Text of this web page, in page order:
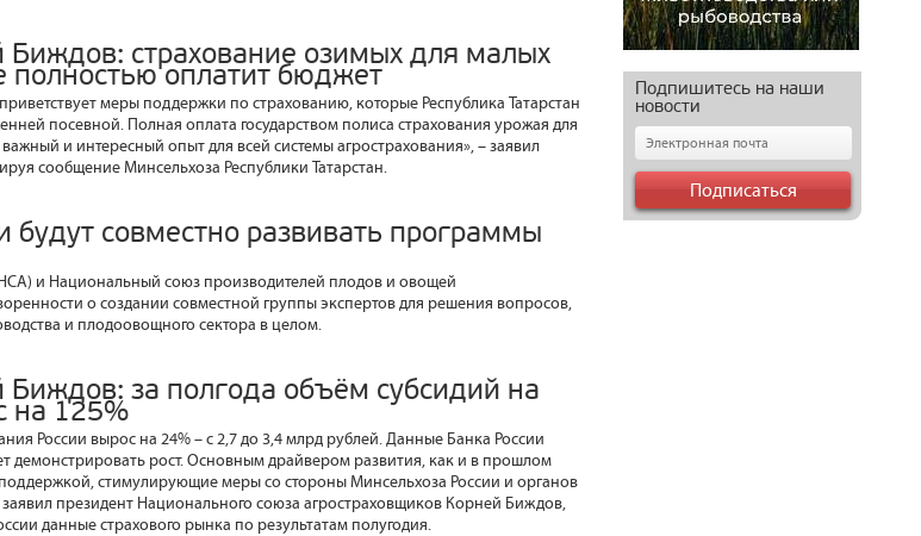
страхование озимых для малых
полностью оплатит бюджет
меры поддержки по страхованию, которые Республика Татарстан
посевной. Полная оплата государством полиса страхования урожая для
и интересный опыт для всей системы агрострахования», – заявил
сообщение Минсельхоза Республики Татарстан.
совместно развивать программы
и Национальный союз производителей плодов и овощей
о создании совместной группы экспертов для решения вопросов,
и плодоовощного сектора в целом.
за полгода объём субсидий на
на 125%
России вырос на 24% – с 2,7 до 3,4 млрд рублей. Данные Банка России
демонстрировать рост. Основным драйвером развития, как и в прошлом
стимулирующие меры со стороны Минсельхоза России и органов
президент Национального союза агростраховщиков Корней Биждов,
данные страхового рынка по результатам полугодия.
Подпишитесь на наши
новости